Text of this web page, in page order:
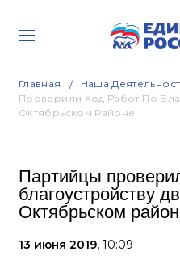
Главная Наша
Проверили Ход Работ По
Октябрьском Районе
Партийцы
благоустройству
Октябрьском
13 июня 2019, 10:09